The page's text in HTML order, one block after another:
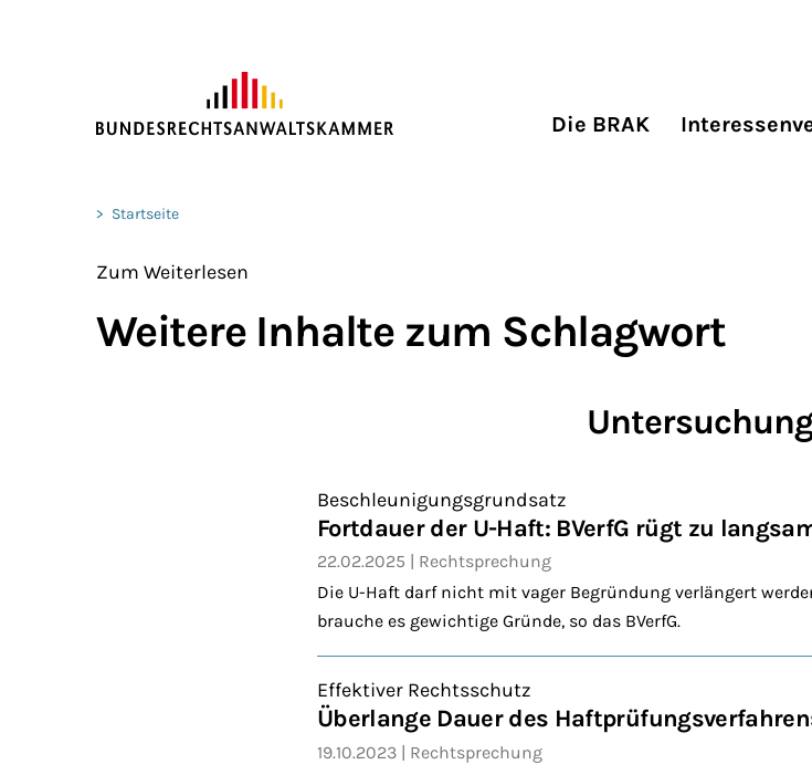
Die BRAK
Sie befinden sich hier:
> Startseite
Zum Weiterlesen
Weitere Inhalte zum Schlagwort
Beschleunigungsgrundsatz
Fortdauer der U-Haft: BVerfG rügt zu
22.02.2025
Rechtsprechung
Die U-Haft darf nicht mit vager Begründung verlängert
brauche es gewichtige Gründe, so das BVerfG.
Effektiver Rechtsschutz
Überlange Dauer des
19.10.2023
Rechtsprechung